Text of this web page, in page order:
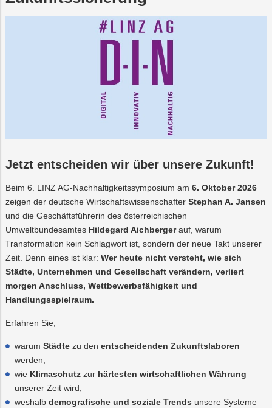
Jetzt entscheiden wir über unsere Zukunft!
Beim 6. LINZ AG-Nachhaltigkeitssymposium am 6. Oktober 2026
zeigen der deutsche Wirtschaftswissenschafter Stephan A. Jansen
und die Geschäftsführerin des österreichischen
Umweltbundesamtes Hildegard Aichbergerauf, warum
Transformation kein Schlagwort ist, sondern der neue Takt unserer
Zeit. Denn eines ist klar: Wer heute nicht versteht, wie sich
Städte, Unternehmen und Gesellschaft verändern, verliert
morgen Anschluss, Wettbewerbsfähigkeit und
Handlungsspielraum.
Erfahren Sie,
warum Städte zu den entscheidenden Zukunftslaboren
werden,
wie Klimaschutz zur härtesten wirtschaftlichen Währung
unserer Zeit wird,
weshalb demografische und soziale Trends unsere Systeme